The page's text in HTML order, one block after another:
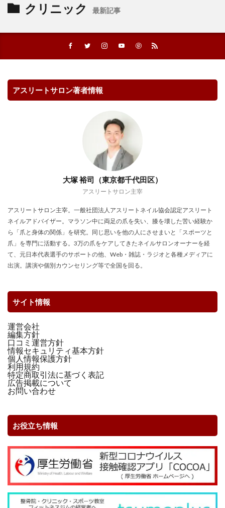
クリニック 最新記事
アスリートサロン著者情報
大塚 裕司（東京都千代田区）
アスリートサロン主宰
アスリートサロン主宰。一般社団法人アスリートネイル協会認定アスリート
ネイルアドバイザー。マラソン中に両足の爪を失い、膝を壊した苦い経験か
ら「爪と身体の関係」を研究。同じ思いを他の人にさせまいと「スポーツと
爪」を専門に活動する。3万の爪をケアしてきたネイルサロンオーナーを経
て、元日本代表選手のサポートの他、Web・雑誌・ラジオと各種メディアに
出演。講演や個別カウンセリング等で全国を回る。
サイト情報
運営会社
編集方針
口コミ運営方針
情報セキュリティ基本方針
個人情報保護方針
利用規約
特定商取引法に基づく表記
広告掲載について
お問い合わせ
お役立ち情報